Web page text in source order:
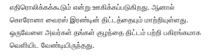
எதிரொலிக்கக்கூடும் என்று ஊகிக்கப்படுகிறது. ஆனால்
கொரோனா வைரஸ் இரண்டின் திட்டத்தையும் மாற்றியுள்ளது.
ஒருவேளை அவர்கள் தங்கள் குழந்தை திட்டம் பற்றி பகிரங்கமாக
வெளியிட வேண்டியிருந்தது.